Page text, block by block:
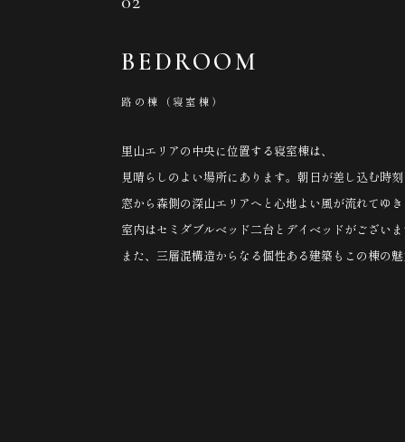
BEDROOM
路の棟（寝室棟）
里山エリアの中央に位置する寝室棟は、
見晴らしのよい場所にあります。朝日が差し込む時
窓から森側の深山エリアへと心地よい風が流れてゆ
室内はセミダブルベッド二台とデイベッドがござい
また、三層混構造からなる個性ある建築もこの棟の